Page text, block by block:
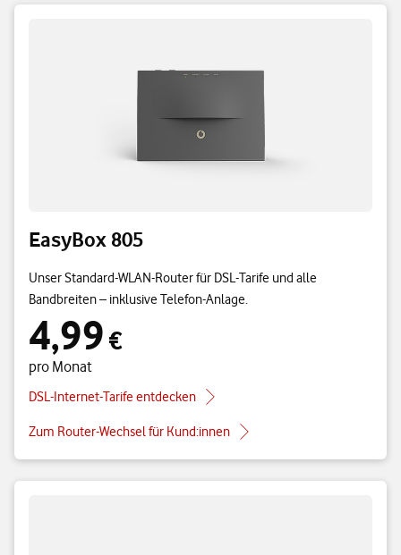
EasyBox 805
Unser Standard-WLAN-Router für DSL-Tarife und alle
Bandbreiten – inklusive Telefon-Anlage.
4,99 € pro Monat
4,99 €
pro Monat
DSL-Internet-Tarife entdecken
Zum Router-Wechsel für Kund:innen